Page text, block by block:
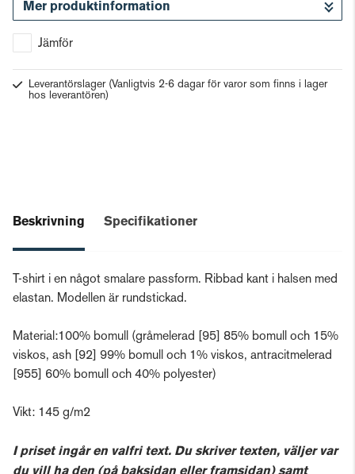
Mer produktinformation
Jämför
Leverantörslager (Vanligtvis 2-6 dagar för varor som finns i lager
hos leverantören)
Beskrivning Specifikationer
T-shirt i en något smalare passform. Ribbad kant i halsen med
elastan. Modellen är rundstickad.
Material:100% bomull (gråmelerad [95] 85% bomull och 15%
viskos, ash [92] 99% bomull och 1% viskos, antracitmelerad
[955] 60% bomull och 40% polyester)
Vikt: 145 g/m2
I priset ingår en valfri text. Du skriver texten, väljer var
du vill ha den (på baksidan eller framsidan) samt